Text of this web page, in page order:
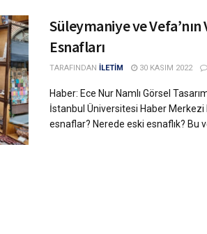
Süleymaniye ve Vefa’nın
Esnafları
TARAFINDAN İLETİM 30 KASIM 2022
Haber: Ece Nur Namlı Görsel
İstanbul Üniversitesi Haber Merkezi
esnaflar? Nerede eski esnaflık? Bu ve